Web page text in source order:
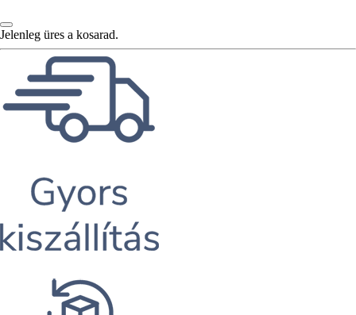
Jelenleg üres a kosarad.